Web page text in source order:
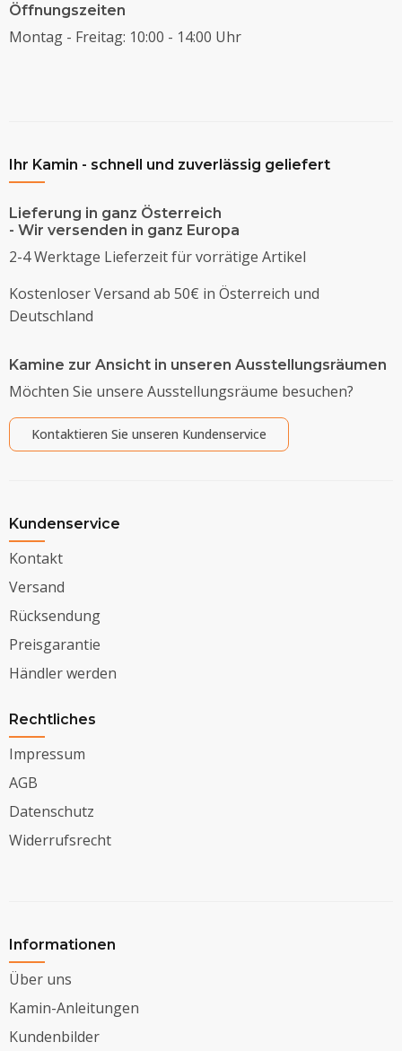
Öffnungszeiten
Montag - Freitag: 10:00 - 14:00 Uhr
Ihr Kamin - schnell und zuverlässig geliefert
Lieferung in ganz Österreich
- Wir versenden in ganz Europa
2-4 Werktage Lieferzeit für vorrätige Artikel
Kostenloser Versand ab 50€ in Österreich und
Deutschland
Kamine zur Ansicht in unseren Ausstellungsräumen
Möchten Sie unsere Ausstellungsräume besuchen?
Kontaktieren Sie unseren Kundenservice
Kundenservice
Kontakt
Versand
Rücksendung
Preisgarantie
Händler werden
Rechtliches
Impressum
AGB
Datenschutz
Widerrufsrecht
Informationen
Über uns
Kamin-Anleitungen
Kundenbilder